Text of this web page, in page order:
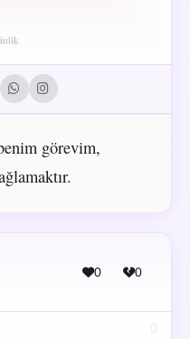
görevim,
0 0